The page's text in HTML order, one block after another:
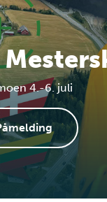
4.-6. juli